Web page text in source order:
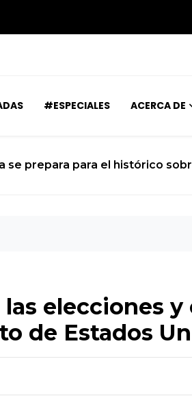
#ESPECIALES ACERCA DE
se prepara para el histórico
elecciones y
de Estados